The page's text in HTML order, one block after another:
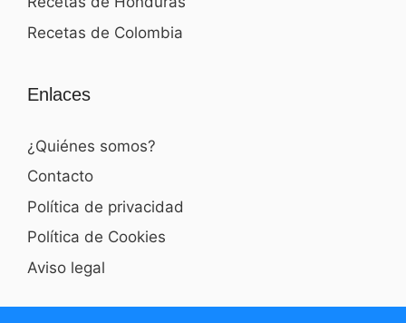
Recetas de Colombia
Enlaces
¿Quiénes somos?
Contacto
Política de privacidad
Política de Cookies
Aviso legal